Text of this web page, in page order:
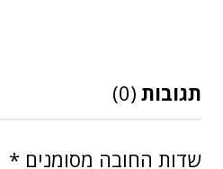
תגובות (0)
שדות החובה מסומנים *